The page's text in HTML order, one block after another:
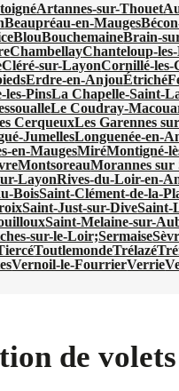
Artannes-sur-Thouet
Beaupréau-en-Mauges
BlouBouchemaineBrain-
ChambellayChanteloup-
Cléré-sur-LayonCornillé-les-
Erdre-en-AnjouÉtriché
les-PinsLa Chapelle-Saint-
Le Coudray-
CerqueuxLes Garennes
JumellesLonguenée-en-
en-MaugesMiréMontigné-
MontsoreauMorannes sur
LayonRives-du-Loir-en-
BoisSaint-Clément-de-la-
Saint-Just-sur-DiveSaint-
Saint-Melaine-sur-
sur-le-Loir;Sermaise
ToutlemondeTrélazé
Vernoil-le-FourrierVerrie
de